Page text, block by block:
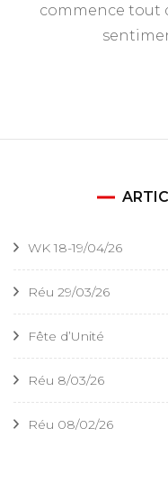
commence tout
WK 18-19/04/26
Réu 29/03/26
Fête d’Unité
Réu 8/03/26
Réu 08/02/26